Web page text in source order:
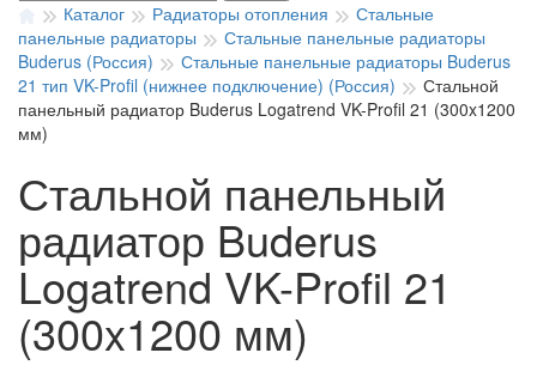
Каталог
Радиаторы отопления
Стальные
панельные радиаторы
Стальные панельные радиаторы
Buderus (Россия)
Стальные панельные радиаторы Buderus
21 тип VK-Profil (нижнее подключение) (Россия)
Стальной
панельный радиатор Buderus Logatrend VK-Profil 21 (300x1200
мм)
Стальной панельный
радиатор Buderus
Logatrend VK-Profil 21
(300x1200 мм)